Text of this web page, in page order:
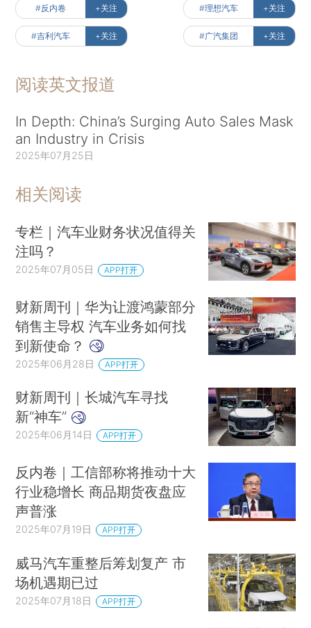
#反内卷 +关注 #理想汽车 +关注
#吉利汽车 +关注 #广汽集团 +关注
阅读英文报道
In Depth: China’s Surging Auto Sales Mask
an Industry in Crisis
2025年07月25日
相关阅读
专栏｜汽车业财务状况值得关
注吗？
2025年07月05日 APP打开
财新周刊｜华为让渡鸿蒙部分
销售主导权 汽车业务如何找
到新使命？
2025年06月28日 APP打开
财新周刊｜长城汽车寻找
新“神车”
2025年06月14日 APP打开
反内卷｜工信部称将推动十大
行业稳增长 商品期货夜盘应
声普涨
2025年07月19日 APP打开
威马汽车重整后筹划复产 市
场机遇期已过
2025年07月18日 APP打开